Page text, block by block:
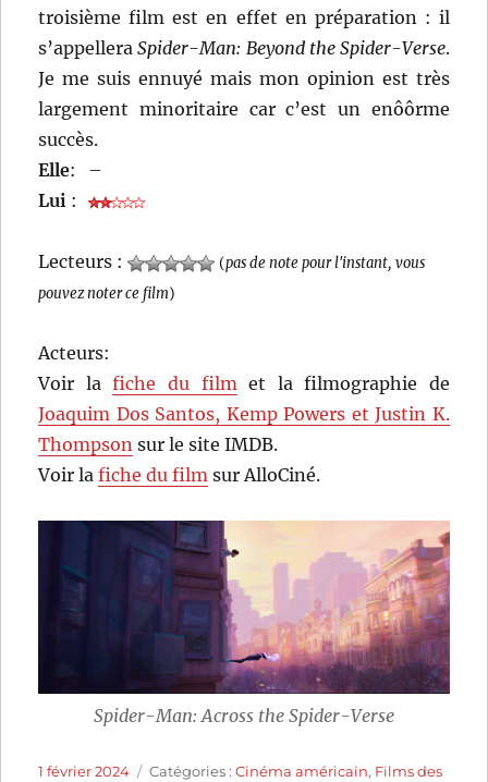
troisième film est en effet en préparation : il
s’appelleraSpider-Man: Beyond the Spider-Verse.
Je me suis ennuyé mais mon opinion est très
largement minoritaire car c’est un enôôrme
succès.
Elle:
–
Lui :
Lecteurs : (pas de note pour l'instant, vous
pouvez noter ce film)
Acteurs:
Voir lafiche du filmet la filmographie de
Joaquim Dos Santos, Kemp Powers et Justin K.
Thompson sur le site IMDB.
Voir lafiche du film sur AlloCiné.
Spider-Man: Across the Spider-Verse
Publié
1 février 2024 Catégories
Catégories :Cinéma américain, Films des